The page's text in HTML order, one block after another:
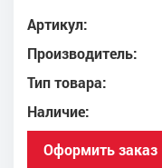
Артикул:
Производитель:
Тип товара:
Наличие:
Оформить заказ